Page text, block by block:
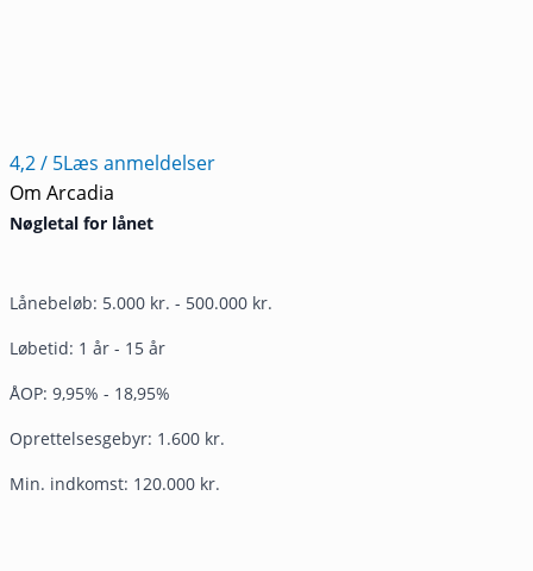
4,2/ 5Læs anmeldelser
Om Arcadia
Nøgletal for lånet
Lånebeløb: 5.000 kr. - 500.000 kr.
Løbetid: 1 år - 15 år
ÅOP: 9,95% - 18,95%
Oprettelsesgebyr: 1.600 kr.
Min. indkomst: 120.000 kr.